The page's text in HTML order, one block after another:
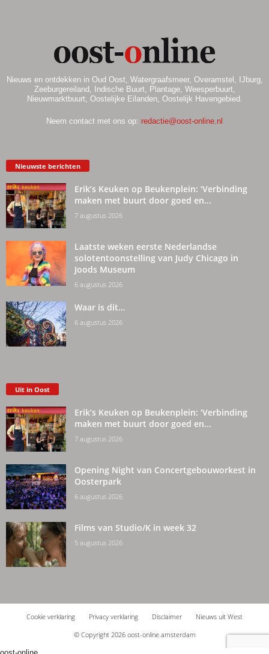
Nieuws en ontdekken in Oud Oost, Watergraafsmeer, Overamstel, IJburg,
Zeeburgereiland, Indische Buurt, Plantage, Weesperbuurt,
Nieuwmarktbuurt, Oostelijke Eilanden, Oostelijk Havengebied.
Neem contact met ons op: redactie@oost-online.nl
Nieuwste berichten
Erik’s Keuken op Beukenplein: ‘Verbinding
maken met buurt door goed en...
7 augustus 2026
Laatste weken eerste Nederlandse
solotentoonstelling van Judy Chicago in
Joods Museum
6 augustus 2026
Waar is dit…
6 augustus 2026
Uit in Oost
Erik’s Keuken op Beukenplein: ‘Verbinding
maken met buurt door goed en...
7 augustus 2026
Opening Night van Concertgebouworkest in
Oosterpark
6 augustus 2026
Films van Studio/K in week 32
5 augustus 2026
Cookie verklaring Privacy verklaring Disclaimer
Nieuws uit West
© Copyright 2026 oost-online.amsterdam